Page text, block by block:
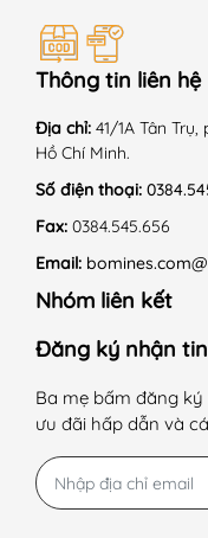
Thông tin liên hệ
Địa chỉ: 41/1A Tân
Hồ Chí Minh.
Số điện thoại:
Fax: 0384.545.656
Email:
Nhóm liên kết
Đăng ký nhận tin
Ba mẹ bấm đăng
ưu đãi hấp dẫn và